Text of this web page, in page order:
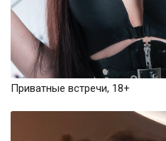
Приватные встречи, 18+